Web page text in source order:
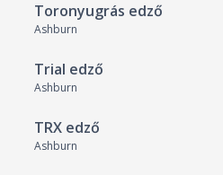
Toronyugrás edző
Ashburn
Trial edző
Ashburn
TRX edző
Ashburn